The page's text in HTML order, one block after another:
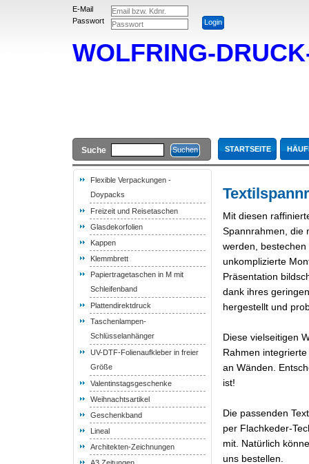
E-Mail
Passwort
WOLFRING-
Suche STARTSEITE
Flexible Verpackungen -
Doypacks
Freizeit und Reisetaschen
Glasdekorfolien
Kappen
Klemmbrett
Papiertragetaschen in M mit
Schleifenband
Plattendirektdruck
Taschenlampen-
Schlüsselanhänger
UV-DTF-Folienaufkleber in freier
Größe
Valentinstagsgeschenke
Weihnachtsartikel
Geschenkband
Lineal
Architekten-Zeichnungen
Mit diesen
Spannrahmen, die
werden,
unkomplizierte
Präsentation
dank ihres
hergestellt und
Diese vielseitigen
Rahmen
an Wänden.
ist!
Die passenden
per Flachkeder-
mit. Natürlich
uns bestellen.